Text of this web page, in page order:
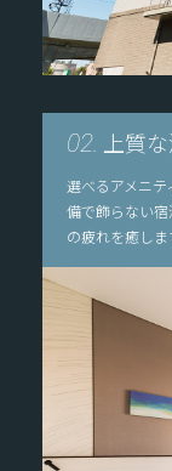
02. 上質
選べるアメニ
備で飾らない
の疲れを癒しま